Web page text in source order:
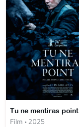
Tu ne mentiras point
Film • 2025